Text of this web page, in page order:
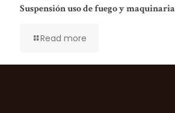
Suspensión uso de fuego y maquinaria
Read more